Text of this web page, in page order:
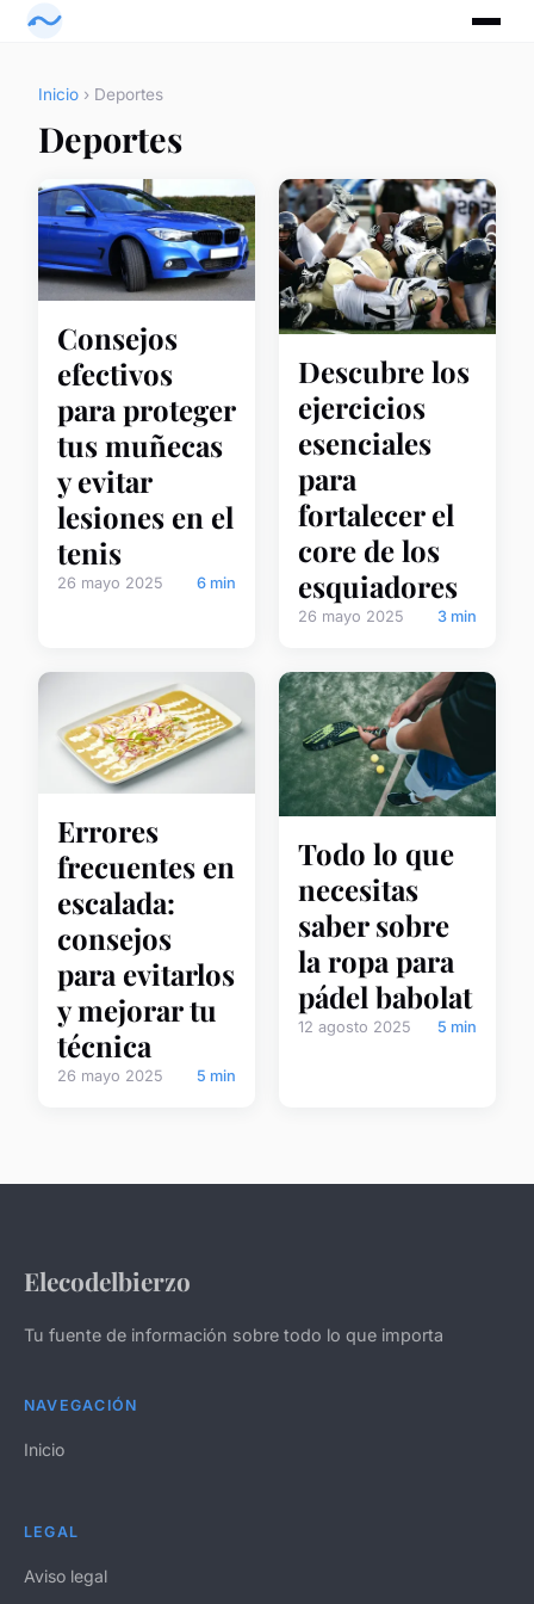
Inicio › Deportes
Deportes
Consejos
efectivos
para proteger
tus muñecas
y evitar
lesiones en el
tenis
26 mayo 2025 6 min
Descubre los
ejercicios
esenciales
para
fortalecer el
core de los
esquiadores
26 mayo 2025 3 min
Errores
frecuentes en
escalada:
consejos
para evitarlos
y mejorar tu
técnica
26 mayo 2025 5 min
Todo lo que
necesitas
saber sobre
la ropa para
pádel babolat
12 agosto 2025 5 min
Elecodelbierzo
Tu fuente de información sobre todo lo que importa
NAVEGACIÓN
Inicio
LEGAL
Aviso legal